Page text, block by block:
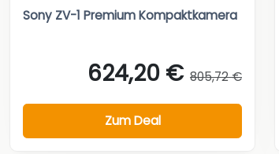
Sony ZV-1 Premium Kompaktkamera
624,20 € 805,72 €
Zum Deal